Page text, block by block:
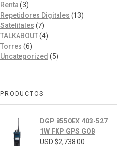
Renta (3)
Repetidores Digitales (13)
Satelitales (7)
TALKABOUT(4)
Torres (6)
Uncategorized (5)
PRODUCTOS
DGP 8550EX 403-527
1W FKP GPS GOB
USD $2,738.00